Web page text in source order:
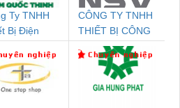
Ty TNHH
Bị Điện
CÔNG TY TNHH
THIẾT BỊ CÔNG
NGHIỆP NIHON
SETSUBI VIỆT